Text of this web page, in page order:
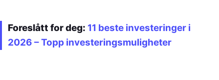
Foreslått for deg: 11 beste investeringer i
2026 – Topp investeringsmuligheter